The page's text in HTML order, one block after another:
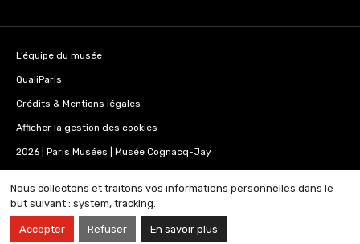
Nous collectons et traitons vos informations personnelles dans le
but suivant : system, tracking
Accepter Refuser En savoir plus
L’équipe du musée
QualiParis
Crédits & Mentions légales
Afficher la gestion des cookies
2026 | Paris Musées | Musée Cognacq-Jay